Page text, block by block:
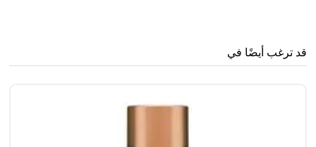
قد ترغب أيضًا في